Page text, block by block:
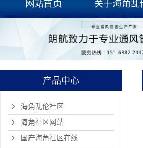
网站首页 关于海角乱
关于海角乱伦
产品中心
海角乱伦社区
海角社区网站
国产海角社区在线